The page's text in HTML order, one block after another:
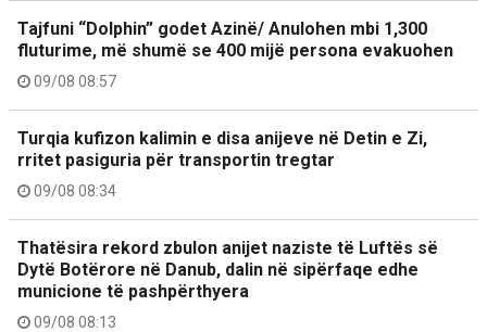
Tajfuni “Dolphin” godet Azinë/ Anulohen mbi 1,300
fluturime, më shumë se 400 mijë persona evakuohen
09/08 08:57
Turqia kufizon kalimin e disa anijeve në Detin e Zi,
rritet pasiguria për transportin tregtar
09/08 08:34
Thatësira rekord zbulon anijet naziste të Luftës së
Dytë Botërore në Danub, dalin në sipërfaqe edhe
municione të pashpërthyera
09/08 08:13